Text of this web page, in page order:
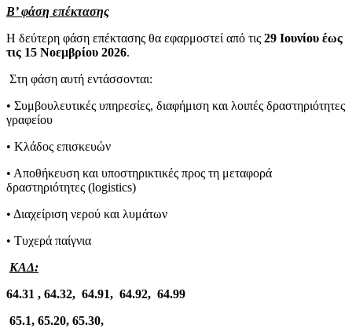
Β’ φάση επέκτασης
Η δεύτερη φάση επέκτασης θα εφαρμοστεί από τις 29 Ιουνίου έως
τις 15 Νοεμβρίου 2026.
Στη φάση αυτή εντάσσονται:
• Συμβουλευτικές υπηρεσίες, διαφήμιση και λοιπές δραστηριότητες
γραφείου
• Κλάδος επισκευών
• Αποθήκευση και υποστηρικτικές προς τη μεταφορά
δραστηριότητες (logistics)
• Διαχείριση νερού και λυμάτων
• Τυχερά παίγνια
ΚΑΔ:
64.31 , 64.32, 64.91, 64.92, 64.99
65.1, 65.20, 65.30,